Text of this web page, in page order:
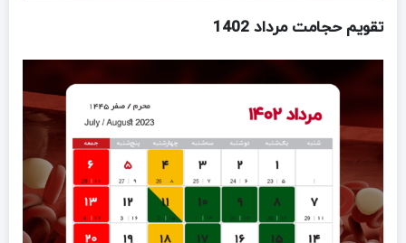
تقویم حجامت مرداد 1402